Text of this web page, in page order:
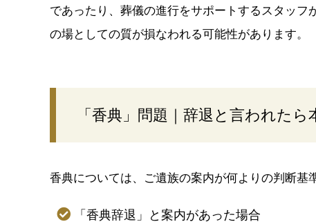
であったり、葬儀の進行をサポートするスタッ
の場としての質が損なわれる可能性があります。
「香典」問題｜辞退と言われたら
香典については、ご遺族の案内が何よりの判断基
「香典辞退」と案内があった場合